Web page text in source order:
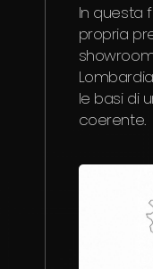
In questa
propria
le basi di
coerente.